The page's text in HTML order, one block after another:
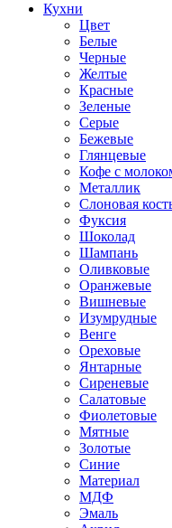
Кухни
Цвет
Белые
Черные
Желтые
Красные
Зеленые
Серые
Бежевые
Глянцевые
Кофе с
Металлик
Слоновая
Фуксия
Шоколад
Шампань
Оливковые
Оранжевые
Вишневые
Изумрудные
Венге
Ореховые
Янтарные
Сиреневые
Салатовые
Фиолетовые
Мятные
Золотые
Синие
Материал
МДФ
Эмаль